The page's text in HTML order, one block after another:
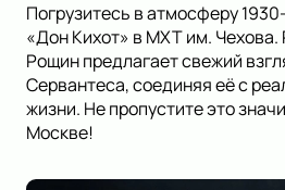
Погрузитесь в атмосферу
«Дон Кихот» в МХТ им.
Рощин предлагает свежий
Сервантеса, соединяя её с
жизни. Не пропустите это
Москве!